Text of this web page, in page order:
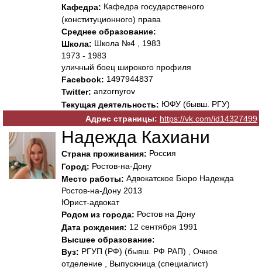
Кафедра: Кафедра государственого
(конституционного) пpава
Среднее образование:
Школа: Школа №4 , 1983
1973 - 1983
уличный боец широкого профиля
Facebook: 1497944837
Twitter: anzornyrov
Текущая деятельность: ЮФУ (бывш. РГУ)
Адрес страницы: https://vk.com/id14327499
Надежда Кахиани
Страна проживания: Россия
Город: Ростов-на-Дону
Место работы: Адвокатское Бюро Надежда
Ростов-на-Дону 2013
Юрист-адвокат
Родом из города: Ростов на Дону
Дата рождения: 12 сентября 1991
Высшее образование:
Вуз: РГУП (РФ) (бывш. РФ РАП) , Очное
отделение , Выпускница (специалист)